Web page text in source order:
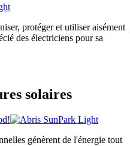
protéger et utiliser aisément
des électriciens pour sa
solaires
génèrent de l'énergie tout